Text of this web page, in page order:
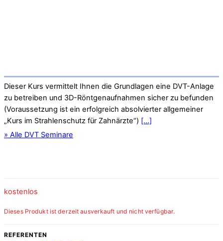
Dieser Kurs vermittelt Ihnen die Grundlagen eine DVT-Anlage
zu betreiben und 3D-Röntgenaufnahmen sicher zu befunden
(Voraussetzung ist ein erfolgreich absolvierter allgemeiner
„Kurs im Strahlenschutz für Zahnärzte“) [...]
» Alle DVT Seminare
kostenlos
Dieses Produkt ist derzeit ausverkauft und nicht verfügbar.
REFERENTEN